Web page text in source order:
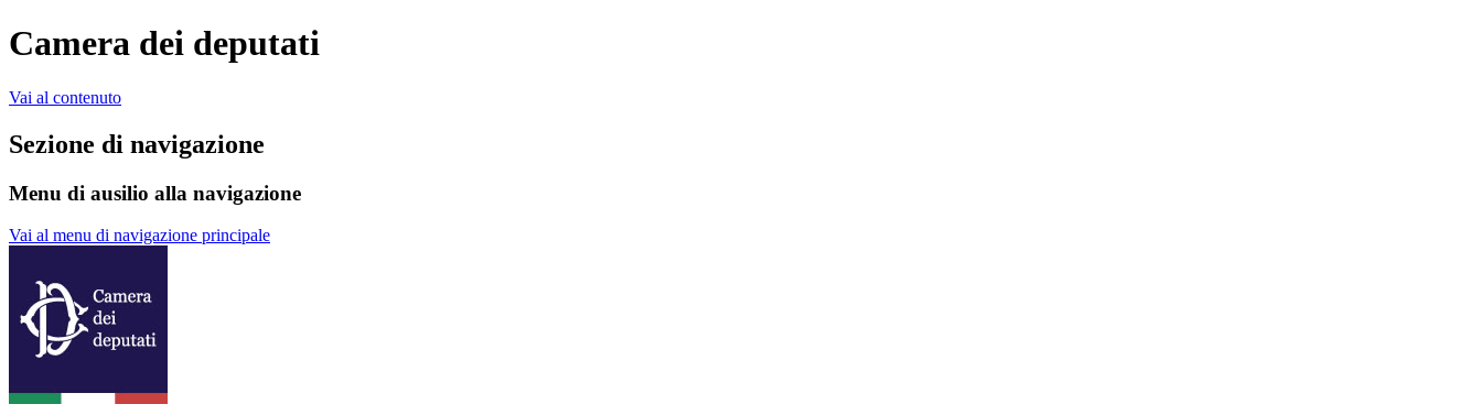
Camera dei deputati
Vai al contenuto
Sezione di navigazione
Menu di ausilio alla navigazione
Vai al menu di navigazione principale